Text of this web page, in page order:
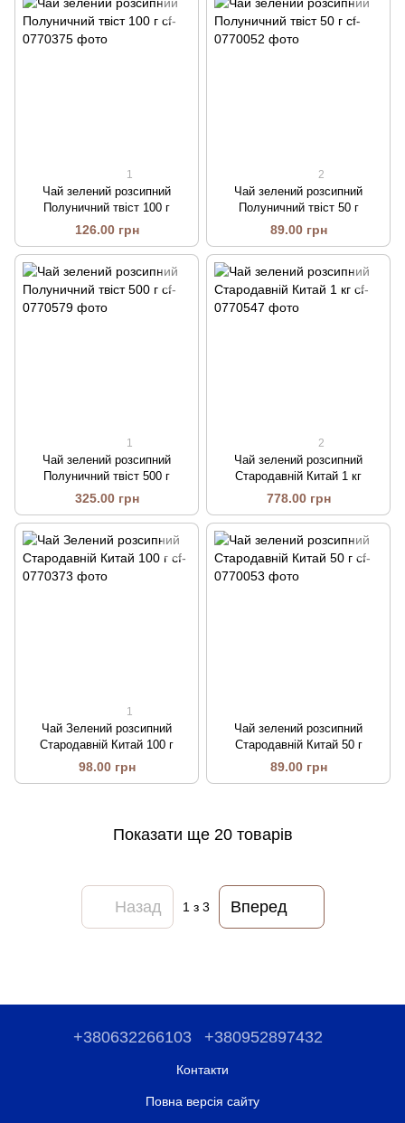
1
Чай зелений розсипний
Полуничний твіст 100 г
126.00 грн
2
Чай зелений розсипний
Полуничний твіст 50 г
89.00 грн
1
Чай зелений розсипний
Полуничний твіст 500 г
325.00 грн
2
Чай зелений розсипний
Стародавній Китай 1 кг
778.00 грн
1
Чай Зелений розсипний
Стародавній Китай 100 г
98.00 грн
Чай зелений розсипний
Стародавній Китай 50 г
89.00 грн
Показати ще 20 товарів
Назад 1з 3 Вперед
+380632266103 +380952897432
Контакти
Повна версія сайту